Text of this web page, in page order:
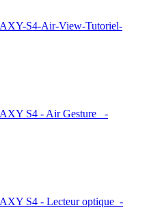
S4-Air-View-Tutoriel-
S4 - Air Gesture -
S4 - Lecteur optique -